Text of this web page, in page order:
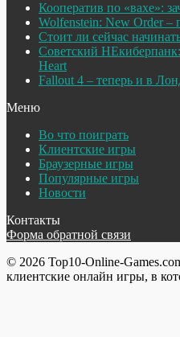
Кооператив по «вахе»:
Wolfenstein: New Order –
Стоит ли сейчас
Советский
Heart
Fallout 4 – теперь и в
Меню
Во что поиграть
Клиентские игры
Браузерные игры
Популярные игры
Новости
Контакты
Форма обратной связи
© 2026 Top10-Online-
клиентские онлайн игры, в